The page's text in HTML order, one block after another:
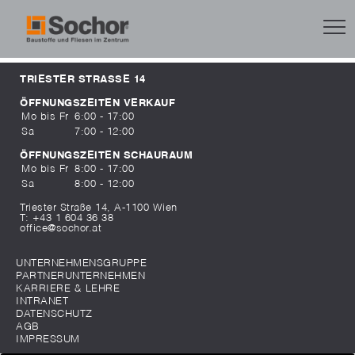
TRIESTER STRASSE 14
ÖFFNUNGSZEITEN VERKAUF
Mo bis Fr
6:00 - 17:00
Sa
7:00 - 12:00
ÖFFNUNGSZEITEN SCHAURAUM
Mo bis Fr
8:00 - 17:00
Sa
8:00 - 12:00
Triester Straße 14, A-1100 Wien
T: +43 1 604 36 38
office@sochor.at
UNTERNEHMENSGRUPPE
PARTNERUNTERNEHMEN
KARRIERE & LEHRE
INTRANET
DATENSCHUTZ
AGB
IMPRESSUM